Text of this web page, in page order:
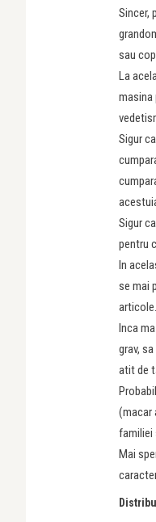
Sincer,
sau
La
masina
Sigur
Sigur
pentru
In
se mai
articole.
Inca
grav,
atit de
(macar
familiei
Mai